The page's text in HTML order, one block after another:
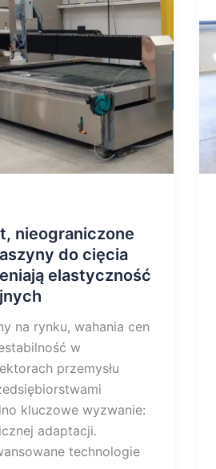
nieograniczone
do cięcia
elastyczność
na rynku, wahania cen
w
przemysłu
kluczowe wyzwanie:
adaptacji.
technologie